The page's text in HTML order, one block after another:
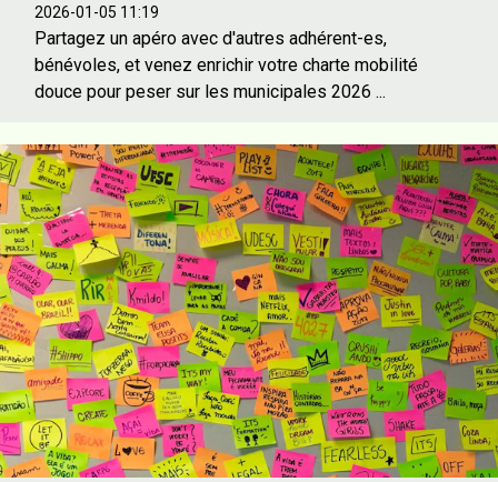
2026-01-05 11:19
Partagez un apéro avec d'autres adhérent-es,
bénévoles, et venez enrichir votre charte mobilité
douce pour peser sur les municipales 2026 ...